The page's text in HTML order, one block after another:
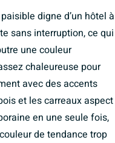
digne d’un hôtel à
sans interruption, ce qui
une couleur
chaleureuse pour
avec des accents
et les carreaux aspect
en une seule fois,
de tendance trop